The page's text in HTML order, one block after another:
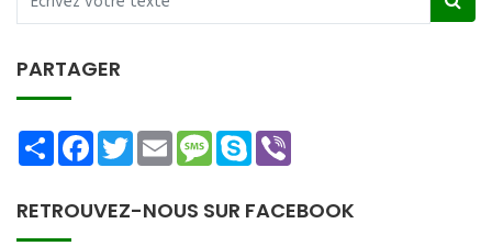
PARTAGER
ShareFacebookTwitterEmailMessage
Skype
RETROUVEZ-NOUS SUR FACEBOOK